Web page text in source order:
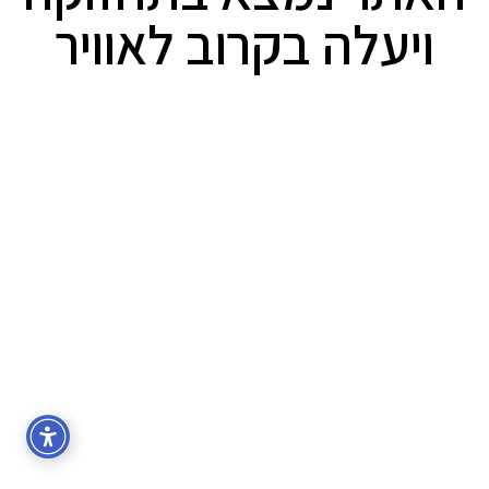
ויעלה בקרוב לאוויר